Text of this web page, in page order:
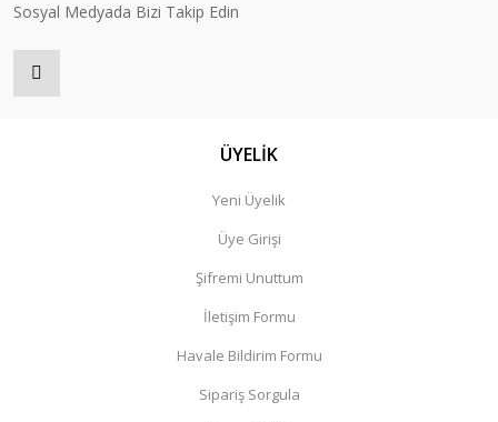
Sosyal Medyada Bizi Takip Edin
ÜYELİK
Yeni Üyelik
Üye Girişi
Şifremi Unuttum
İletişim Formu
Havale Bildirim Formu
Sipariş Sorgula